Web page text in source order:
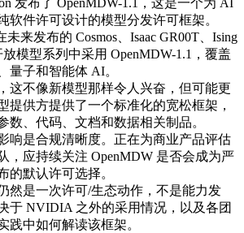
发布了 OpenMDW-1.1，这是一个为 AI
软件许可设计的模型分发许可框架。
来发布的 Cosmos、Isaac GR00T、Ising
放模型系列中采用 OpenMDW-1.1，覆盖
量子和智能体 AI。
这不像新模型那样令人兴奋，但可能更
提供方提供了一个标准化的宽松框架，
数、代码、文档和数据相关制品。
响是合规清晰度。正在为商业产品评估
，应持续关注 OpenMDW 是否会成为严
的默认许可选择。
然是一次许可/生态动作，不是能力发
于 NVIDIA 之外的采用情况，以及各团
践中如何解读该框架。